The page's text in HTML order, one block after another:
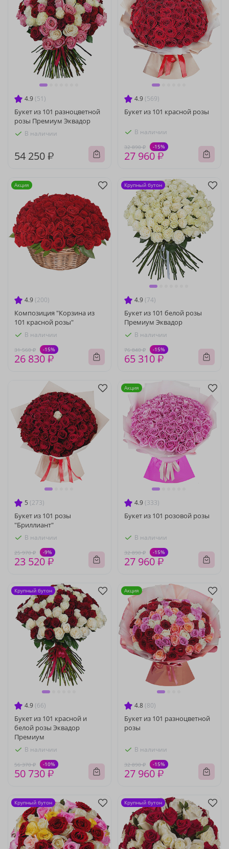
4.9 (51)
Букет из 101 разноцветной
розы Премиум Эквадор
В наличии
54 250 ₽
4.9 (569)
Букет из 101 красной розы
В наличии
32 890 ₽ -15%
27 960 ₽
4.9 (200)
Композиция "Корзина из
101 красной розы"
В наличии
31 560 ₽ -15%
26 830 ₽
Акция
4.9 (74)
Букет из 101 белой розы
Премиум Эквадор
В наличии
76 840 ₽ -15%
65 310 ₽
Крупный бутон
5 (273)
Букет из 101 розы
"Бриллиант"
В наличии
25 970 ₽ -9%
23 520 ₽
4.9 (333)
Букет из 101 розовой розы
В наличии
32 890 ₽ -15%
27 960 ₽
Акция
4.9 (66)
Букет из 101 красной и
белой розы Эквадор
Премиум
В наличии
56 370 ₽ -10%
50 730 ₽
Крупный бутон
4.8 (80)
Букет из 101 разноцветной
розы
В наличии
32 890 ₽ -15%
27 960 ₽
Акция
Крупный бутон Крупный бутон